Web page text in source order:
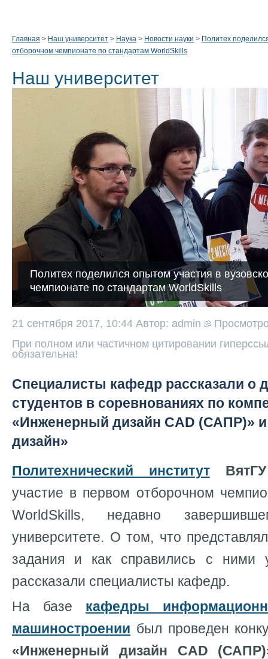
Главная > Наш университет > Наука > Новости науки > Политех
отборочном чемпионате по стандартам WorldSkills
Наш университет
Политех поделился опытом участия в
чемпионате по стандартам WorldSkills
21 сентября 2017, 10:44 Автор: admin
При полном или частичном цитировании
обязательна!
Специалисты кафедр рассказали о
студентов в соревнованиях по
«Инженерный дизайн CAD (САПР)»
дизайн»
Политехнический институт
участие в первом отборочном
WorldSkills, недавно
университете. О том, что
задания и как справились с ними
рассказали специалисты кафедр.
На базе кафедры
машиностроении был проведен
«Инженерный дизайн CAD